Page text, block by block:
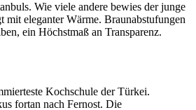
Wie viele andere bewies der junge
eleganter Wärme. Braunabstufungen
ein Höchstmaß an Transparenz.
Kochschule der Türkei.
fortan nach Fernost. Die